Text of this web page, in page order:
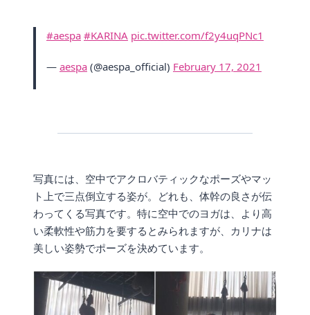
#aespa #KARINA pic.twitter.com/f2y4uqPNc1
— aespa (@aespa_official) February 17, 2021
写真には、空中でアクロバティックなポーズやマッ
ト上で三点倒立する姿が。どれも、体幹の良さが伝
わってくる写真です。特に空中でのヨガは、より高
い柔軟性や筋力を要するとみられますが、カリナは
美しい姿勢でポーズを決めています。